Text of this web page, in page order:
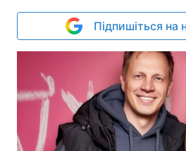
Підпишіться на